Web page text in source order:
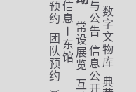
预
约
团
队
预
约
信
息
东
馆
常
设
展
览
互
与
公
告
信
息
公
开
数
字
文
物
库
典